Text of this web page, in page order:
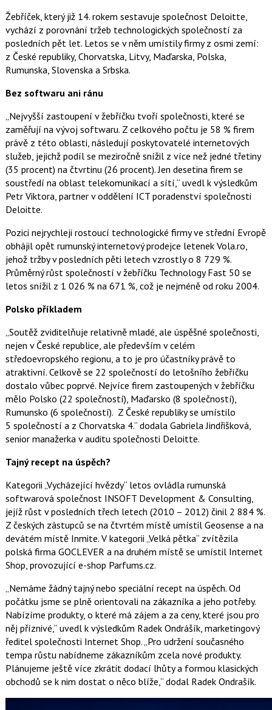
Žebříček, který již 14. rokem sestavuje společnost Deloitte,
vychází z porovnání tržeb technologických společností za
posledních pět let. Letos se v něm umístily firmy z osmi zemí:
z České republiky, Chorvatska, Litvy, Maďarska, Polska,
Rumunska, Slovenska a Srbska.
Bez softwaru ani ránu
„Nejvyšší zastoupení v žebříčku tvoří společnosti, které se
zaměřují na vývoj softwaru. Z celkového počtu je 58 % firem
právě z této oblasti, následují poskytovatelé internetových
služeb, jejichž podíl se meziročně snížil z více než jedné třetiny
(35 procent) na čtvrtinu (26 procent). Jen desetina firem se
soustředí na oblast telekomunikací a sítí,“ uvedl k výsledkům
Petr Viktora, partner v oddělení ICT poradenství společnosti
Deloitte.
Pozici nejrychleji rostoucí technologické firmy ve střední Evropě
obhájil opět rumunský internetový prodejce letenek Vola.ro,
jehož tržby v posledních pěti letech vzrostly o 8 729 %.
Průměrný růst společností v žebříčku Technology Fast 50 se
letos snížil z 1 026 % na 671 %, což je nejméně od roku 2004.
Polsko příkladem
„Soutěž zviditelňuje relativně mladé, ale úspěšné společnosti,
nejen v České republice, ale především v celém
středoevropského regionu, a to je pro účastníky právě to
atraktivní. Celkově se 22 společností do letošního žebříčku
dostalo vůbec poprvé. Nejvíce firem zastoupených v žebříčku
mělo Polsko (22 společností), Maďarsko (8 společností),
Rumunsko (6 společností). Z České republiky se umístilo
5 společností a z Chorvatska 4.“ dodala Gabriela Jindřišková,
senior manažerka v auditu společnosti Deloitte.
Tajný recept na úspěch?
Kategorii „Vycházející hvězdy“ letos ovládla rumunská
softwarová společnost INSOFT Development & Consulting,
jejíž růst v posledních třech letech (2010 – 2012) činil 2 884 %.
Z českých zástupců se na čtvrtém místě umístil Geosense a na
devátém místě Inmite. V kategorii „Velká pětka“ zvítězila
polská firma GOCLEVER a na druhém místě se umístil Internet
Shop, provozující e-shop Parfums.cz.
„Nemáme žádný tajný nebo speciální recept na úspěch. Od
počátku jsme se plně orientovali na zákazníka a jeho potřeby.
Nabízíme produkty, o které má zájem a za ceny, které jsou pro
něj příznivé,“ uvedl k výsledkům Radek Ondrášík, marketingový
ředitel společnosti Internet Shop. „Pro udržení současného
tempa růstu nabídneme zákazníkům zcela nové produkty.
Plánujeme ještě více zkrátit dodací lhůty a formou klasických
obchodů se k nim dostat o něco blíže,“ dodal Radek Ondrašík.